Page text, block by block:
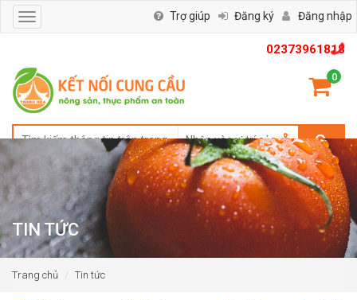
02373961818
0
Toggle
navigation
Trợ giúp Đăng ký Đăng nhập
TIN TỨC
Trang chủ Tin tức